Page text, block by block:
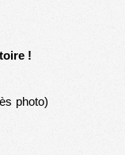
!
photo)